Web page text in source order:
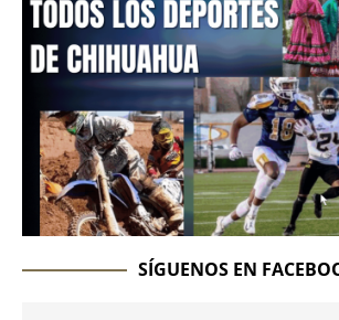
SÍGUENOS EN